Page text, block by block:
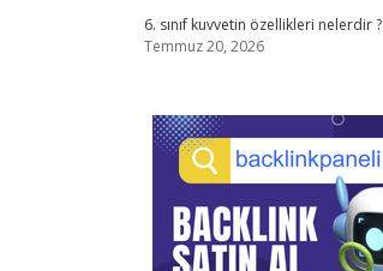
6. sınıf kuvvetin özellikleri nelerdir ?
Temmuz 20, 2026